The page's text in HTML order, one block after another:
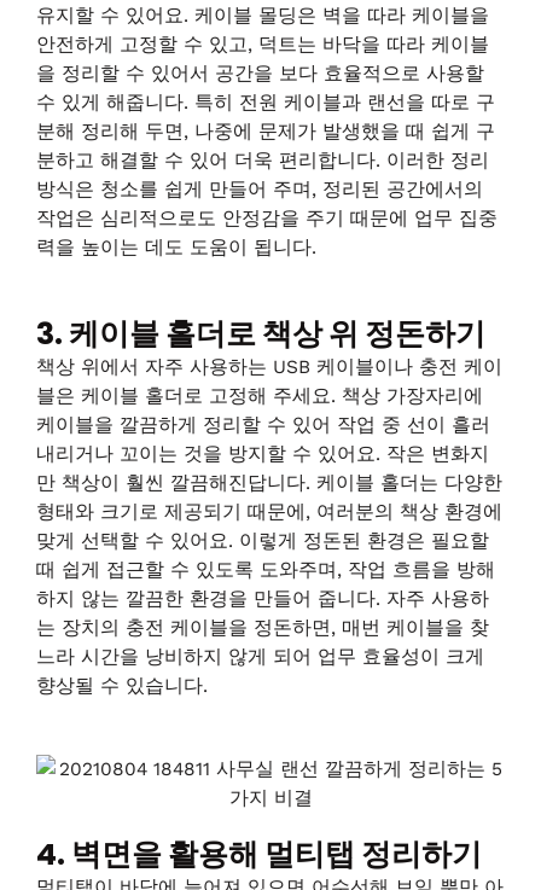
유지할 수 있어요. 케이블 몰딩은 벽을 따라 케이블을
안전하게 고정할 수 있고, 덕트는 바닥을 따라 케이블
을 정리할 수 있어서 공간을 보다 효율적으로 사용할
수 있게 해줍니다. 특히 전원 케이블과 랜선을 따로 구
분해 정리해 두면, 나중에 문제가 발생했을 때 쉽게 구
분하고 해결할 수 있어 더욱 편리합니다. 이러한 정리
방식은 청소를 쉽게 만들어 주며, 정리된 공간에서의
작업은 심리적으로도 안정감을 주기 때문에 업무 집중
력을 높이는 데도 도움이 됩니다.
3. 케이블 홀더로 책상 위 정돈하기
책상 위에서 자주 사용하는 USB 케이블이나 충전 케이
블은 케이블 홀더로 고정해 주세요. 책상 가장자리에
케이블을 깔끔하게 정리할 수 있어 작업 중 선이 흘러
내리거나 꼬이는 것을 방지할 수 있어요. 작은 변화지
만 책상이 훨씬 깔끔해진답니다. 케이블 홀더는 다양한
형태와 크기로 제공되기 때문에, 여러분의 책상 환경에
맞게 선택할 수 있어요. 이렇게 정돈된 환경은 필요할
때 쉽게 접근할 수 있도록 도와주며, 작업 흐름을 방해
하지 않는 깔끔한 환경을 만들어 줍니다. 자주 사용하
는 장치의 충전 케이블을 정돈하면, 매번 케이블을 찾
느라 시간을 낭비하지 않게 되어 업무 효율성이 크게
향상될 수 있습니다.
4. 벽면을 활용해 멀티탭 정리하기